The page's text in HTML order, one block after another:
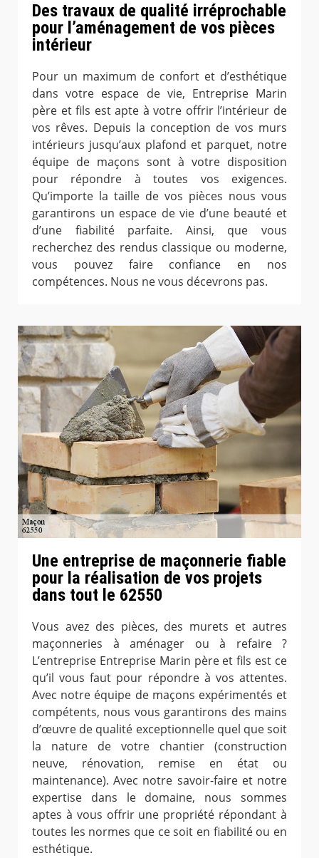
Des travaux de qualité irréprochable
pour l’aménagement de vos pièces
intérieur
Pour un maximum de confort et d’esthétique
dans votre espace de vie, Entreprise Marin
père et fils est apte à votre offrir l’intérieur de
vos rêves. Depuis la conception de vos murs
intérieurs jusqu’aux plafond et parquet, notre
équipe de maçons sont à votre disposition
pour répondre à toutes vos exigences.
Qu’importe la taille de vos pièces nous vous
garantirons un espace de vie d’une beauté et
d’une fiabilité parfaite. Ainsi, que vous
recherchez des rendus classique ou moderne,
vous pouvez faire confiance en nos
compétences. Nous ne vous décevrons pas.
Une entreprise de maçonnerie fiable
pour la réalisation de vos projets
dans tout le 62550
Vous avez des pièces, des murets et autres
maçonneries à aménager ou à refaire ?
L’entreprise Entreprise Marin père et fils est ce
qu’il vous faut pour répondre à vos attentes.
Avec notre équipe de maçons expérimentés et
compétents, nous vous garantirons des mains
d’œuvre de qualité exceptionnelle quel que soit
la nature de votre chantier (construction
neuve, rénovation, remise en état ou
maintenance). Avec notre savoir-faire et notre
expertise dans le domaine, nous sommes
aptes à vous offrir une propriété répondant à
toutes les normes que ce soit en fiabilité ou en
esthétique.